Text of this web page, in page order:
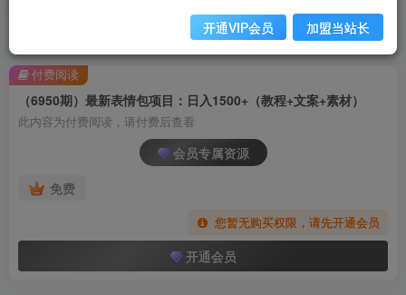
（6950期）最新表情包项目：日入1500+（教程+文案+素材）
此内容为付费阅读，请付费后查看
会员专属资源
免费
您暂无购买权限，请先开通会员
开通会员
付费阅读
开通VIP会员 加盟当站长